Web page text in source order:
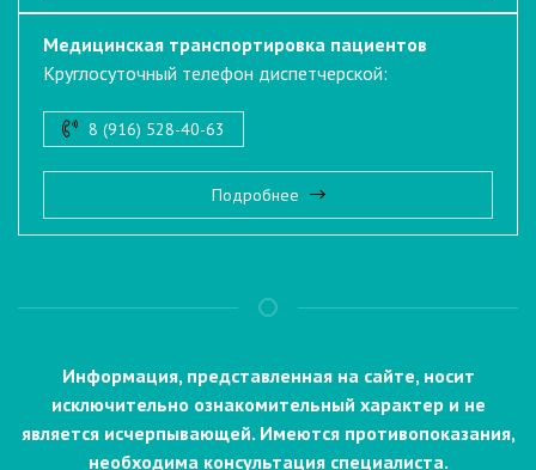
Медицинская транспортировка пациентов
Круглосуточный телефон диспетчерской:
8 (916) 528-40-63
Подробнее
Информация, представленная на сайте, носит
исключительно ознакомительный характер и не
является исчерпывающей. Имеются противопоказания,
необходима консультация специалиста.